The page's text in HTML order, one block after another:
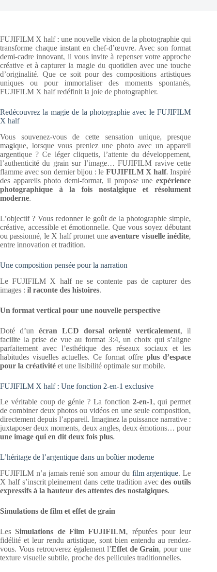
FUJIFILM X half : une nouvelle vision de la photographie qui
transforme chaque instant en chef-d’œuvre. Avec son format
demi-cadre innovant, il vous invite à repenser votre approche
créative et à capturer la magie du quotidien avec une touche
d’originalité. Que ce soit pour des compositions artistiques
uniques ou pour immortaliser des moments spontanés,
FUJIFILM X half redéfinit la joie de photographier.
Redécouvrez la magie de la photographie avec le FUJIFILM
X half
Vous souvenez-vous de cette sensation unique, presque
magique, lorsque vous preniez une photo avec un appareil
argentique ? Ce léger cliquetis, l’attente du développement,
l’authenticité du grain sur l’image… FUJIFILM ravive cette
flamme avec son dernier bijou : le FUJIFILM X half. Inspiré
des appareils photo demi-format, il propose uneexpérience
photographique à la fois nostalgique et résolument
moderne.
L’objectif ? Vous redonner le goût de la photographie simple,
créative, accessible et émotionnelle. Que vous soyez débutant
ou passionné, le X half promet uneaventure visuelle inédite,
entre innovation et tradition.
Une composition pensée pour la narration
Le FUJIFILM X half ne se contente pas de capturer des
images : il raconte des histoires.
Un format vertical pour une nouvelle perspective
Doté d’un écran LCD dorsal orienté verticalement, il
facilite la prise de vue au format 3:4, un choix qui s’aligne
parfaitement avec l’esthétique des réseaux sociaux et les
habitudes visuelles actuelles. Ce format offre plus d’espace
pour la créativité et une lisibilité optimale sur mobile.
FUJIFILM X half : Une fonction 2-en-1 exclusive
Le véritable coup de génie ? La fonction 2-en-1, qui permet
de combiner deux photos ou vidéos en une seule composition,
directement depuis l’appareil. Imaginez la puissance narrative :
juxtaposer deux moments, deux angles, deux émotions… pour
une image qui en dit deux fois plus.
L’héritage de l’argentique dans un boîtier moderne
FUJIFILM n’a jamais renié son amour du film argentique. Le
X half s’inscrit pleinement dans cette tradition avecdes outils
expressifs à la hauteur des attentes des nostalgiques.
Simulations de film et effet de grain
Les Simulations de Film FUJIFILM, réputées pour leur
fidélité et leur rendu artistique, sont bien entendu au rendez-
vous. Vous retrouverez également l’Effet de Grain, pour une
texture visuelle subtile, proche des pellicules traditionnelles.